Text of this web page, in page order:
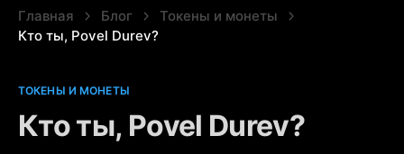
Главная Блог
Токены и монеты
Кто ты, Povel Durev?
ТОКЕНЫ И МОНЕТЫ
Кто ты, Povel Durev?